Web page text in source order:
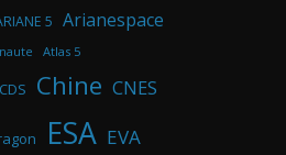
5 Arianespace
Atlas 5
CDS Chine CNES
ESA EVA